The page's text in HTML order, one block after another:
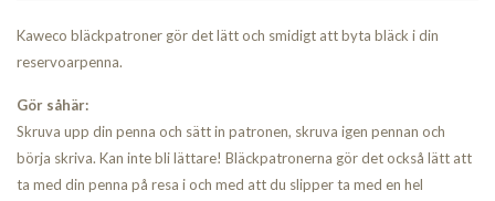
Kaweco bläckpatroner gör det lätt och smidigt att byta bläck i din
reservoarpenna.
Gör såhär:
Skruva upp din penna och sätt in patronen, skruva igen pennan och
börja skriva. Kan inte bli lättare! Bläckpatronerna gör det också lätt att
ta med din penna på resa i och med att du slipper ta med en hel